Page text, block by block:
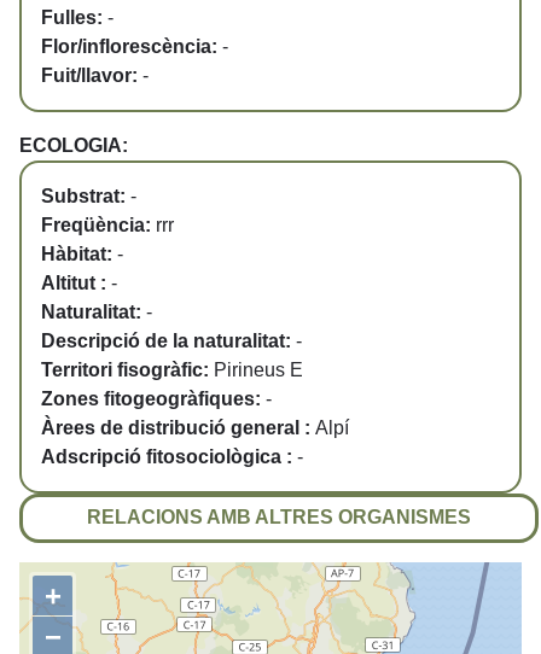
Fulles: -
Flor/inflorescència: -
Fuit/llavor: -
ECOLOGIA:
Substrat: -
Freqüència: rrr
Hàbitat: -
Altitut : -
Naturalitat: -
Descripció de la naturalitat: -
Territori fisogràfic: Pirineus E
Zones fitogeogràfiques: -
Àrees de distribució general : Alpí
Adscripció fitosociològica : -
RELACIONS AMB ALTRES ORGANISMES
+
−